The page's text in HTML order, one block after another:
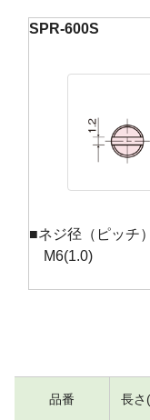
SPR-600S
■ネジ径（ピッチ）
M6(1.0)
品番 長さ